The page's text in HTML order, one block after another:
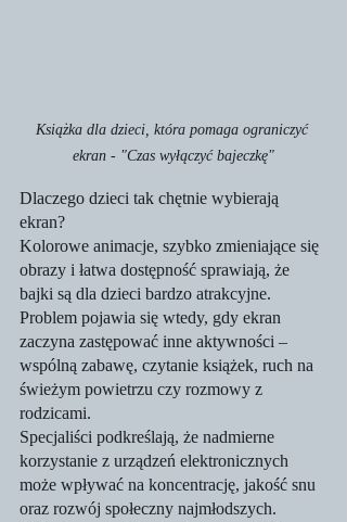
Książka dla dzieci, która pomaga ograniczyć
ekran - "Czas wyłączyć bajeczkę"
Dlaczego dzieci tak chętnie wybierają
ekran?
Kolorowe animacje, szybko zmieniające się
obrazy i łatwa dostępność sprawiają, że
bajki są dla dzieci bardzo atrakcyjne.
Problem pojawia się wtedy, gdy ekran
zaczyna zastępować inne aktywności –
wspólną zabawę, czytanie książek, ruch na
świeżym powietrzu czy rozmowy z
rodzicami.
Specjaliści podkreślają, że nadmierne
korzystanie z urządzeń elektronicznych
może wpływać na koncentrację, jakość snu
oraz rozwój społeczny najmłodszych.